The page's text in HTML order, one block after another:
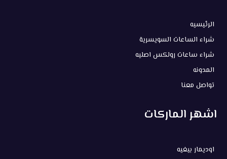
الرئيسيه
شراء الساعات السويسرية
شراء ساعات رولكس اصليه
المدونه
تواصل معنا
اشهر الماركات
اوديمار بيغيه